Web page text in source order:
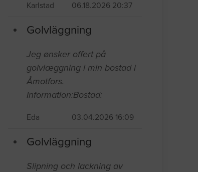
Karlstad 06.18.2026 20:37
Golvläggning
Jeg ønsker offert på
golvlæggning i min bostad i
Åmotfors.
Information:Bostad:
Eda 03.04.2026 16:09
Golvläggning
Slipning och lackning av